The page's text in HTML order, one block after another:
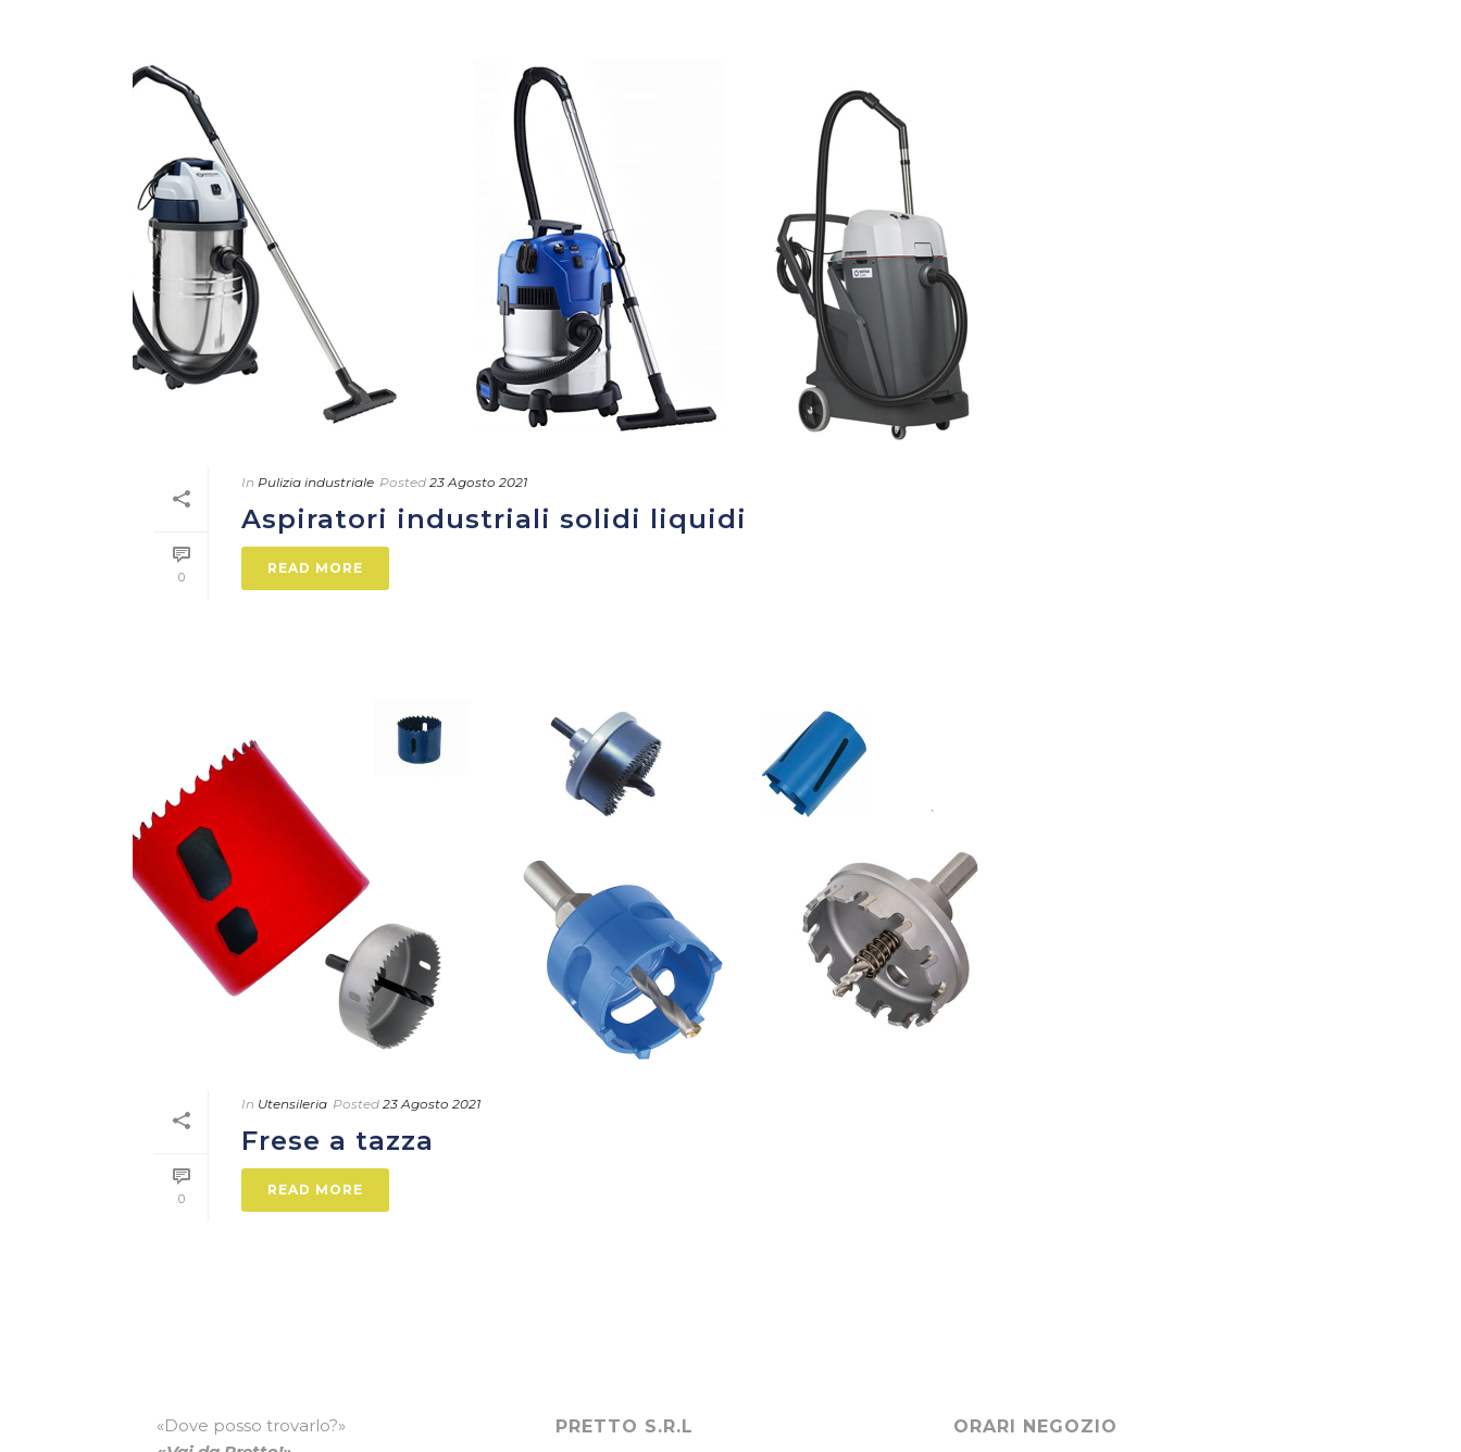
0
In Pulizia industriale Posted 23 Agosto 2021
Aspiratori industriali solidi liquidi
READ MORE
0
In Utensileria Posted 23 Agosto 2021
Frese a tazza
READ MORE
«Dove posso trovarlo?»
PRETTO S.R.L ORARI NEGOZIO